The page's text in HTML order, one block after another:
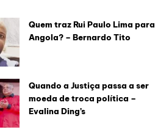
Quem traz Rui Paulo Lima para
Angola? – Bernardo Tito
Quando a Justiça passa a ser
moeda de troca política –
Evalina Ding’s